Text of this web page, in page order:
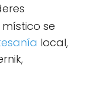
se
local,